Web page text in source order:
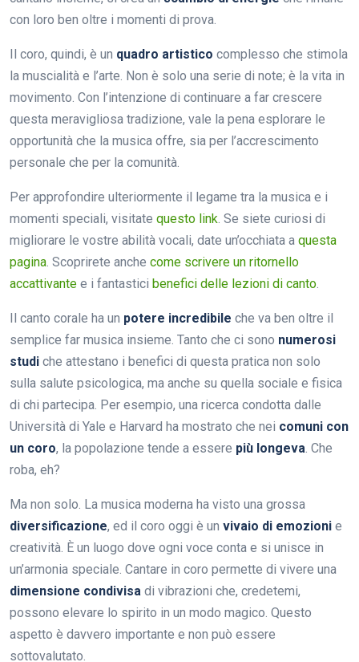
con loro ben oltre i momenti di prova.
Il coro, quindi, è un quadro artistico complesso che stimola
la muscialità e l’arte. Non è solo una serie di note; è la vita in
movimento. Con l’intenzione di continuare a far crescere
questa meravigliosa tradizione, vale la pena esplorare le
opportunità che la musica offre, sia per l’accrescimento
personale che per la comunità.
Per approfondire ulteriormente il legame tra la musica e i
momenti speciali, visitate questo link. Se siete curiosi di
migliorare le vostre abilità vocali, date un’occhiata a questa
pagina. Scoprirete anche come scrivere un ritornello
accattivante e i fantastici benefici delle lezioni di canto.
Il canto corale ha un potere incredibile che va ben oltre il
semplice far musica insieme. Tanto che ci sono numerosi
studi che attestano i benefici di questa pratica non solo
sulla salute psicologica, ma anche su quella sociale e fisica
di chi partecipa. Per esempio, una ricerca condotta dalle
Università di Yale e Harvard ha mostrato che nei comuni con
un coro, la popolazione tende a essere più longeva. Che
roba, eh?
Ma non solo. La musica moderna ha visto una grossa
diversificazione, ed il coro oggi è un vivaio di emozioni e
creatività. È un luogo dove ogni voce conta e si unisce in
un’armonia speciale. Cantare in coro permette di vivere una
dimensione condivisa di vibrazioni che, credetemi,
possono elevare lo spirito in un modo magico. Questo
aspetto è davvero importante e non può essere
sottovalutato.